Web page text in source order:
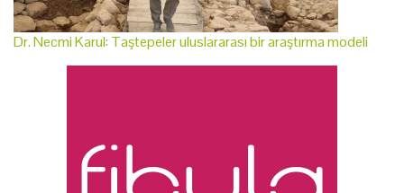
Dr. Necmi Karul: Taştepeler uluslararası bir araştırma modeli